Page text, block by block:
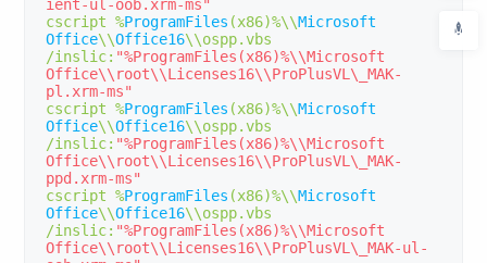
ient-ul-oob.xrm-ms"
cscript %ProgramFiles (x86)%\\Microsoft
Office\\Office16\\ospp.
/inslic: "%ProgramFiles(x86)%\\Microsoft
Office\\root\\Licenses16\\ProPlusVL\_MAK-
pl.xrm-ms"
cscript %ProgramFiles (x86)%\\Microsoft
Office\\Office16\\ospp.
/inslic: "%ProgramFiles(x86)%\\Microsoft
Office\\root\\Licenses16\\ProPlusVL\_MAK-
ppd.xrm-ms"
cscript %ProgramFiles (x86)%\\Microsoft
Office\\Office16\\ospp.
/inslic: "%ProgramFiles(x86)%\\Microsoft
Office\\root\\Licenses16\\ProPlusVL\_MAK-ul-